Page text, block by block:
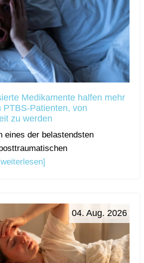
Medikamente halfen mehr
PTBS-Patienten, von
zu werden
eines der belastendsten
04. Aug. 2026